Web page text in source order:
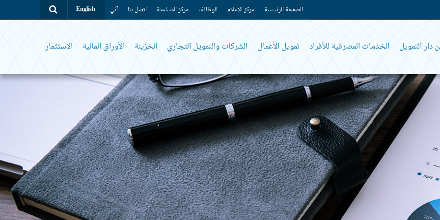
الصفحة الرئيسية مركز الإعلام الوظائف مركز المساعدة اتصل بنا آني English
دار التمويل الخدمات المصرفية للأفراد تمويل الأعمال الشركات والتمويل التجاري الخزينة الأوراق المالية الاستثمار